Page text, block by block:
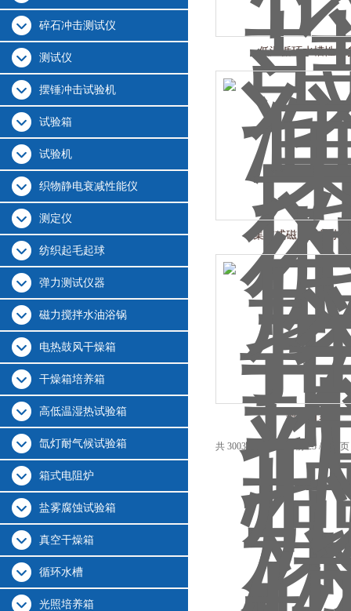
碎石冲击测试仪
测试仪
摆锤冲击试验机
试验箱
试验机
织物静电衰减性能仪
测定仪
纺织起毛起球
弹力测试仪器
磁力搅拌水油浴锅
电热鼓风干燥箱
干燥箱培养箱
高低温湿热试验箱
氙灯耐气候试验箱
箱式电阻炉
盐雾腐蚀试验箱
真空干燥箱
循环水槽
光照培养箱
低温循环水槽性能
集成式磁力搅拌水
摇瓶机参数
共 3003 条记录，当前 23 / 201